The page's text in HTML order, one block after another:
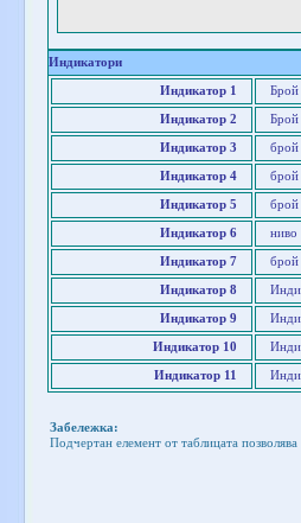
Индикатори
Индикатор 1 Брой
Индикатор 2
Индикатор 3 брой
Индикатор 4 брой
Индикатор 5 брой
Индикатор 6 ниво
Индикатор 7 брой
Индикатор 8
Индикатор 9
Индикатор 10
Индикатор 11
Забележка:
Подчертан елемент от таблицата